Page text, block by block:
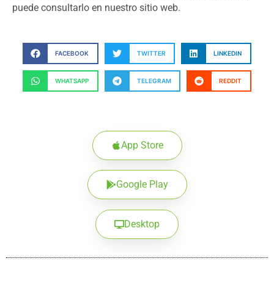
puede consultarlo en nuestro sitio web.
FACEBOOK TWITTER LINKEDIN
WHATSAPP TELEGRAM REDDIT
App Store
Google Play
Desktop